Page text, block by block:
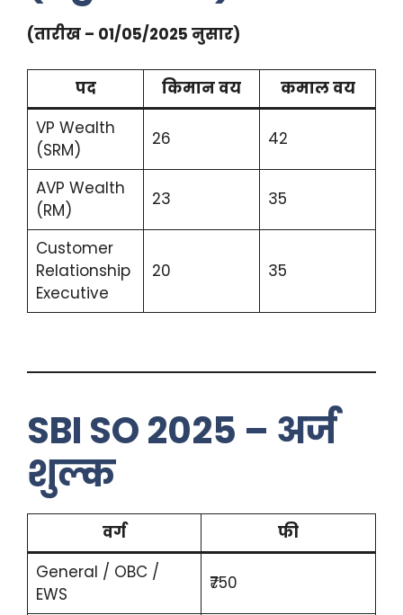
(तारीख – 01/05/2025 नुसार)
पद किमान वय
कमाल वय
VP Wealth
(SRM)
26 42
AVP Wealth
(RM)
23 35
Customer
Relationship
Executive
20 35
SBI SO 2025 – अर्ज
शुल्क
वर्ग
फी
General / OBC /
EWS
₹750